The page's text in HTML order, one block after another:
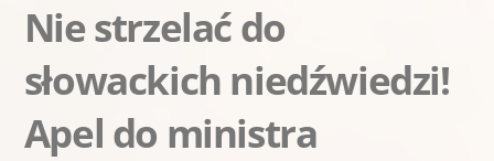
Nie strzelać do
słowackich niedźwiedzi!
Apel do ministra